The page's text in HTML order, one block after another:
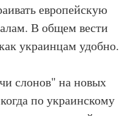
европейскую
В общем вести
украинцам удобно.
слонов" на новых
по украинскому